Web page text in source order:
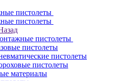
пистолеты
пистолеты
пистолеты
пистолеты
пистолеты
пистолеты
материалы